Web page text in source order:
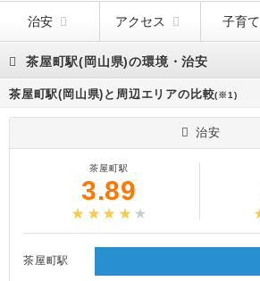
治安 アクセス 子育て
茶屋町駅(岡山県)の環境・治安
茶屋町駅(岡山県)と周辺エリアの比較(※1)
治安
茶屋町駅
3.89
茶屋町駅